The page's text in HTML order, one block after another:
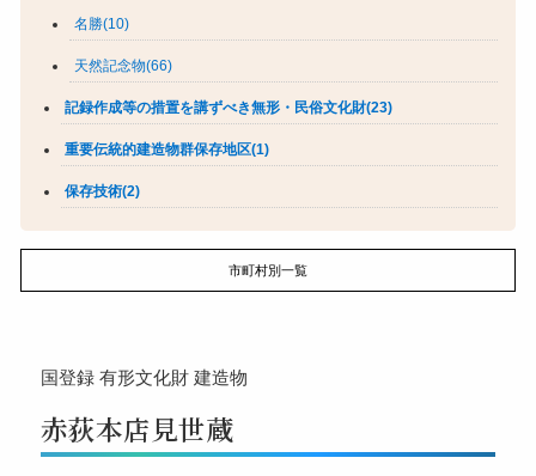
名勝(10)
天然記念物(66)
記録作成等の措置を講ずべき無形・民俗文化財(23)
重要伝統的建造物群保存地区(1)
保存技術(2)
市町村別一覧
国登録 有形文化財 建造物
赤荻本店見世蔵